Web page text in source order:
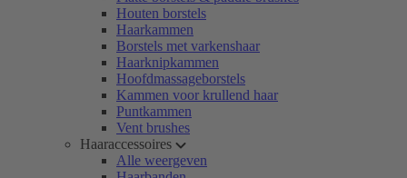
Houten borstels
Haarkammen
Borstels met varkenshaar
Haarknipkammen
Hoofdmassageborstels
Kammen voor krullend haar
Puntkammen
Vent brushes
Haaraccessoires
Alle weergeven